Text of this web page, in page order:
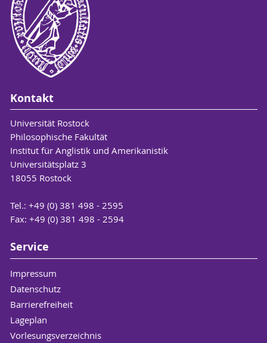
Kontakt
Universität Rostock
Philosophische Fakultät
Institut für Anglistik und Amerikanistik
Universitätsplatz 3
18055 Rostock
Tel.: +49 (0) 381 498 - 2595
Fax: +49 (0) 381 498 - 2594
Service
Impressum
Datenschutz
Barrierefreiheit
Lageplan
Vorlesungsverzeichnis